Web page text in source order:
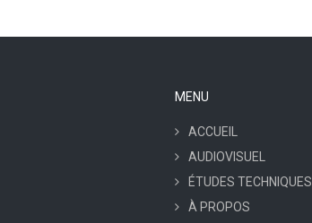
MENU
ACCUEIL
AUDIOVISUEL
ÉTUDES TECHNIQUES
À PROPOS